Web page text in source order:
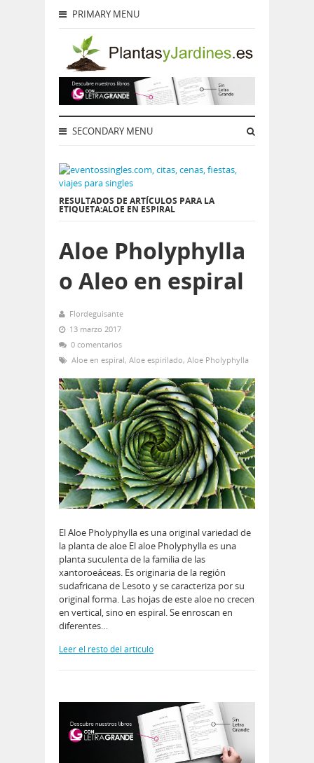
PRIMARY MENU
SECONDARY MENU
RESULTADOS DE ARTÍCULOS PARA LA
ETIQUETA:ALOE EN ESPIRAL
Aloe Pholyphylla
o Aleo en espiral
Flordeguisante
13 marzo 2017
0 comentarios
Aloe en espiral, Aloe espirilado, Aloe Pholyphylla
El Aloe Pholyphylla es una original variedad de
la planta de aloe El aloe Pholyphylla es una
planta suculenta de la familia de las
xantoroeáceas. Es originaria de la región
sudafricana de Lesoto y se caracteriza por su
original forma. Las hojas de este aloe no crecen
en vertical, sino en espiral. Se enroscan en
diferentes…
Leer el resto del artículo